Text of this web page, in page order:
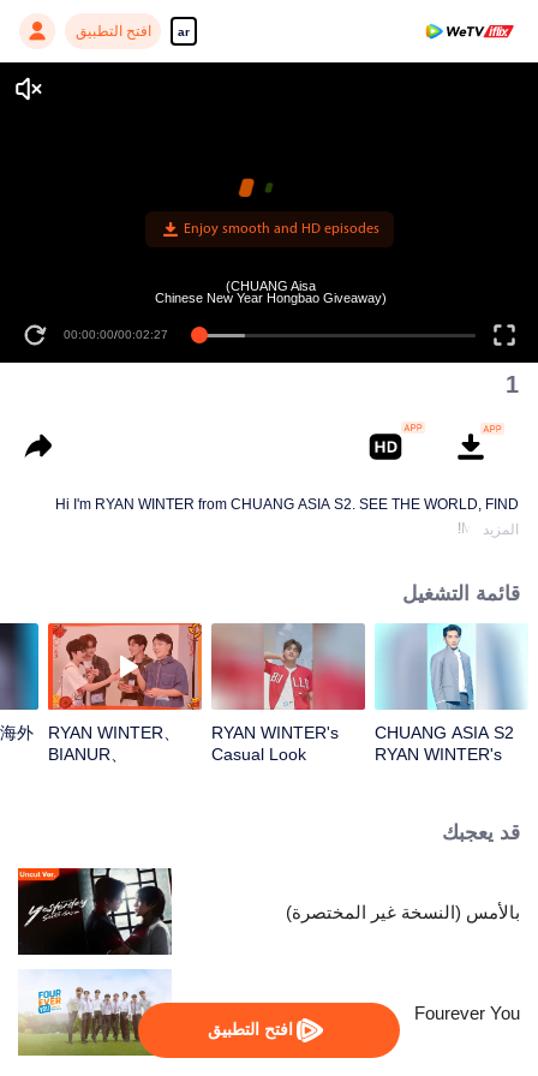
ar افتح التطبيق
افتح التطبيق
Enjoy smooth and HD episodes
00:00:00/00:02:27
(CHUANG Aisa
Chinese New Year Hongbao Giveaway)
1
Hi I'm RYAN WINTER from CHUANG ASIA S2. SEE THE WORLD, FIND
MYSELF!
المزيد
قائمة التشغيل
CHUANG ASIA S2
RYAN WINTER's
RYAN WINTER's
Casual Look
RYAN WINTER、
BIANUR、
together!
外
قد يعجبك
بالأمس (النسخة غير المختصرة)
Fourever You